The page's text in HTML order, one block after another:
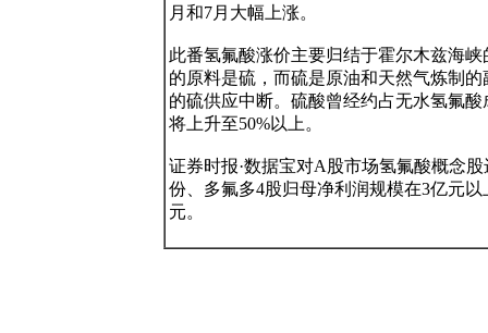
月和7月大幅上涨。
此番氢氟酸涨价主要归结于霍尔木兹海
的原料是硫，而硫是原油和天然气炼制
的硫供应中断。硫酸曾经约占无水氢氟
将上升至50%以上。
证券时报·数据宝对A股市场氢氟酸概念
份、多氟多4股归母净利润规模在3亿元以
元。